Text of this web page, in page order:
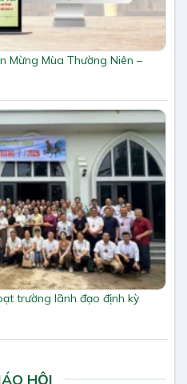
Mừng Mùa Thường Niên –
trường lãnh đạo định kỳ
HỘI